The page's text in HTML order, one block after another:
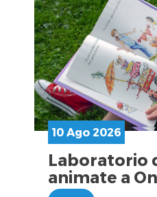
10 Ago 2026
Laboratorio
animate a